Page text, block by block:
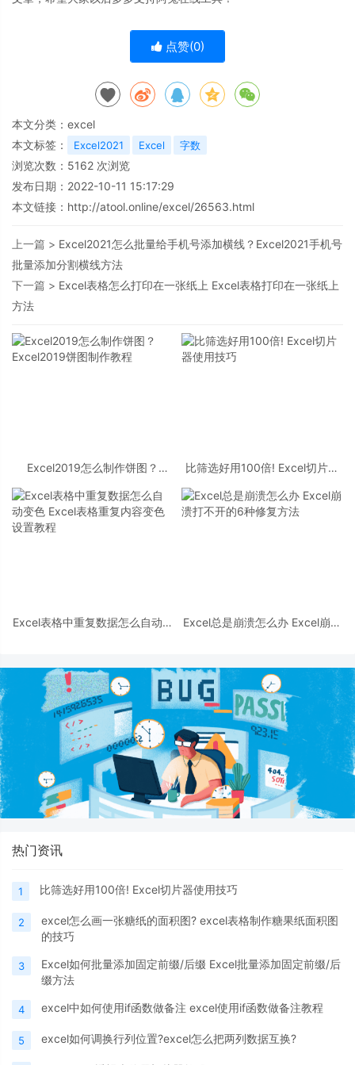
点赞(0)
本文分类： excel
本文标签：
Excel2021 Excel 字数
浏览次数： 5162 次浏览
发布日期：2022-10-11 15:17:29
本文链接： http://atool.online/excel/26563.html
上一篇 > Excel2021怎么批量给手机号添加横线？Excel2021手机号
批量添加分割横线方法
下一篇 > Excel表格怎么打印在一张纸上 Excel表格打印在一张纸上
方法
Excel2019怎么制作饼图？
比筛选好用100倍! Excel切片器
Excel表格中重复数据怎么自动变
Excel总是崩溃怎么办 Excel崩溃
热门资讯
1 比筛选好用100倍! Excel切片器使用技巧
2
excel怎么画一张糖纸的面积图? excel表格制作糖果纸面积图
的技巧
3
Excel如何批量添加固定前缀/后缀 Excel批量添加固定前缀/后
缀方法
4 excel中如何使用if函数做备注 excel使用if函数做备注教程
5 excel如何调换行列位置?excel怎么把两列数据互换?